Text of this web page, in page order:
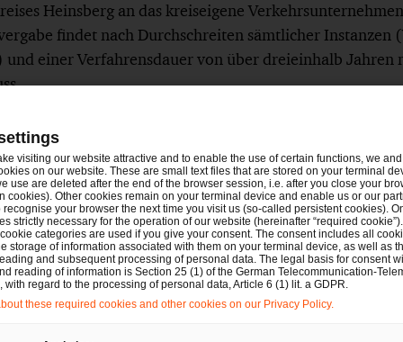
Heinsberg an das kreiseigene
findet nach Durchschreiten sämtlicher Instanzen
und einer Verfahrensdauer von über dreieinhalb Jahren
des OLG Düsseldorf, nachdem ihm das
zur Entscheidung vom OLG vorgelegt
das OLG Düsseldorf von der Entscheidung des OLG
(Beschluss vom 12. Juni 2019 [2 Verg 1/18];
OLG Düsseldorf hob gleichzeitig das bis dahin noch
die Direktvergabe in Heinsberg von Amts wegen
bereits am 23. Juli 2019 umsetzte.
gegen die Wirksamkeit der Direktvergabe und
eingetretene Erledigung des Verfahrens. Der
visiting our website attractive and to enable the use of certain functions, we
on our website. These are small text files that are stored on your terminal
use are deleted after the end of the browser session, i.e. after you close your
cookies). Other cookies remain on your terminal device and enable us or our
recognise your browser the next time you visit us (so-called persistent cookies).
strictly necessary for the operation of our website (hereinafter “required
categories are used if you give your consent. The consent includes all
storage of information associated with them on your terminal device, as well as
and subsequent processing of personal data. The legal basis for consent
reading of information is Section 25 (1) of the German Telecommunication-
with regard to the processing of personal data, Article 6 (1) lit. a GDPR.
these required cookies and other cookies on our Privacy Policy.